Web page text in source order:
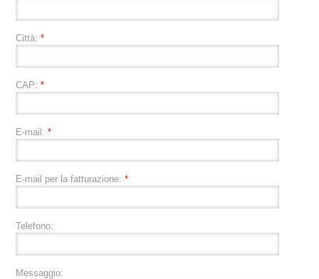
Città: *
CAP: *
E-mail: *
E-mail per la fatturazione: *
Telefono:
Messaggio: